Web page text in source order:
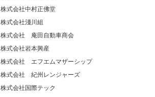
株式会社中村正佛堂
株式会社淺川組
株式会社 庵田自動車商会
株式会社岩本興産
株式会社 エフエムマザーシップ
株式会社 紀州レンジャーズ
株式会社国際テック